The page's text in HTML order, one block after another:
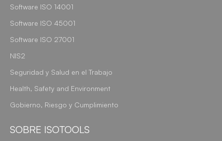
Software ISO 14001
Software ISO 45001
Software ISO 27001
NIS2
Seguridad y Salud en el Trabajo
Health, Safety and Environment
Gobierno, Riesgo y Cumplimiento
SOBRE ISOTOOLS